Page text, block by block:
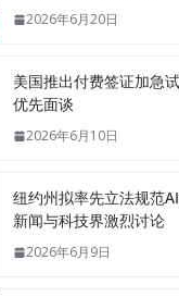
2026年6月20日
美国推出付费签证加急
优先面谈
2026年6月10日
纽约州拟率先立法规范
新闻与科技界激烈讨论
2026年6月9日